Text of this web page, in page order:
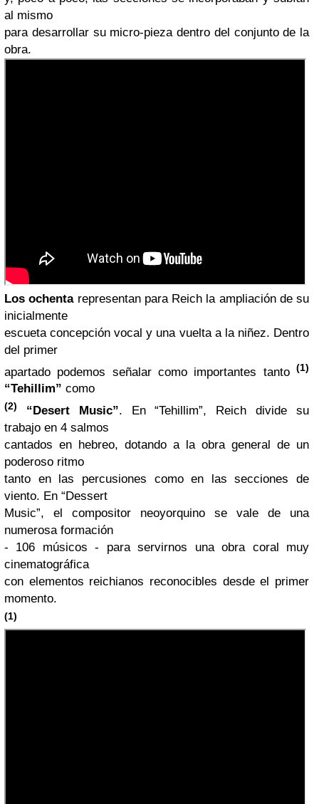
al mismo
para desarrollar su micro-pieza dentro del conjunto de la
obra.
Los ochentarepresentan para Reich la ampliación de su
inicialmente
escueta concepción vocal y una vuelta a la niñez. Dentro
del primer
apartado podemos señalar como importantes tanto (1)
“Tehillim” como
(2) “Desert Music”. En “Tehillim”, Reich divide su
trabajo en 4 salmos
cantados en hebreo, dotando a la obra general de un
poderoso ritmo
tanto en las percusiones como en las secciones de
viento. En “Dessert
Music”, el compositor neoyorquino se vale de una
numerosa formación
- 106 músicos - para servirnos una obra coral muy
cinematográfica
con elementos reichianos reconocibles desde el primer
momento.
(1)